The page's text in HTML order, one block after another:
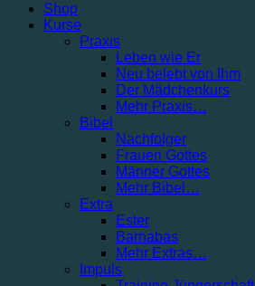
Shop
Kurse
Praxis
Leben wie Er
Neu belebt von Ihm
Der Mädchenkurs
Mehr Praxis…
Bibel
Nachfolger
Frauen Gottes
Männer Gottes
Mehr Bibel…
Extra
Ester
Barnabas
Mehr Extras…
Impuls